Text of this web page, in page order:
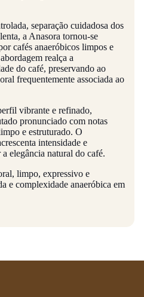
separação cuidadosa dos
a Anasora tornou-se
cafés anaeróbicos limpos e
realça a
do café, preservando ao
frequentemente associada ao
vibrante e refinado,
pronunciado com notas
e estruturado. O
intensidade e
elegância natural do café.
limpo, expressivo e
e complexidade anaeróbica em